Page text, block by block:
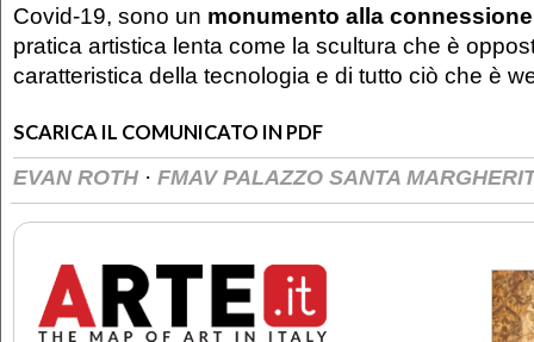
Covid-19, sono un monumento alla connessione
pratica artistica lenta come la scultura che è
caratteristica della tecnologia e di tutto ciò che è
SCARICA IL COMUNICATO IN PDF
EVAN ROTH · FMAV PALAZZO SANTA